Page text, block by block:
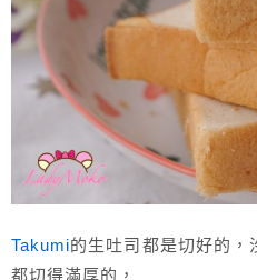
Takumi的生吐司都是切好的，
都切得滿厚的，